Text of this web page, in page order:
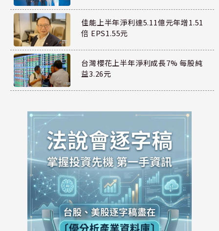
佳能上半年淨利達5.11億元年增1.51
倍 EPS1.55元
台灣櫻花上半年淨利成長7% 每股純
益3.26元